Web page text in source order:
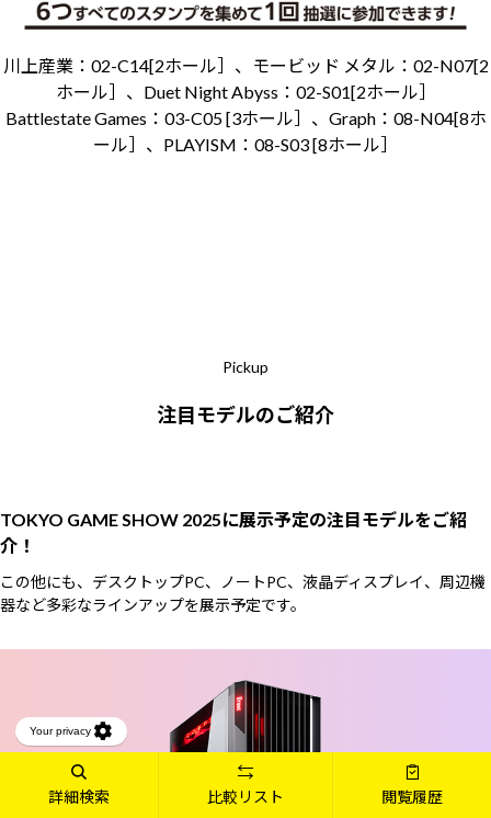
川上産業：02-C14[2ホール］、モービッド メタル：02-N07[2
ホール］、Duet Night Abyss：02-S01[2ホール］
Battlestate Games：03-C05 [3ホール］、Graph：08-N04[8ホ
ール］、PLAYISM：08-S03 [8ホール］
Pickup
注目モデルのご紹介
TOKYO GAME SHOW 2025に展示予定の注目モデルをご紹
介！
この他にも、デスクトップPC、ノートPC、液晶ディスプレイ、周辺機
器など多彩なラインアップを展示予定です。
詳細検索 比較リスト 閲覧履歴